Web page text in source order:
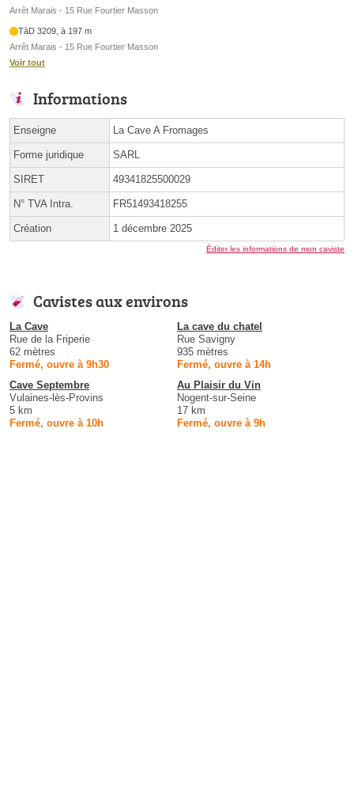
Arrêt Marais - 15 Rue Fourtier Masson
TàD 3209, à 197 m
Arrêt Marais - 15 Rue Fourtier Masson
Voir tout
Informations
Enseigne La Cave A Fromages
Forme juridique SARL
SIRET 49341825500029
N° TVA Intra. FR51493418255
Création 1 décembre 2025
Éditer les informations de mon caviste
Cavistes aux environs
La Cave
Rue de la Friperie
62 mètres
Fermé, ouvre à 9h30
La cave du chatel
Rue Savigny
935 mètres
Fermé, ouvre à 14h
Cave Septembre
Vulaines-lès-Provins
5 km
Fermé, ouvre à 10h
Au Plaisir du Vin
Nogent-sur-Seine
17 km
Fermé, ouvre à 9h